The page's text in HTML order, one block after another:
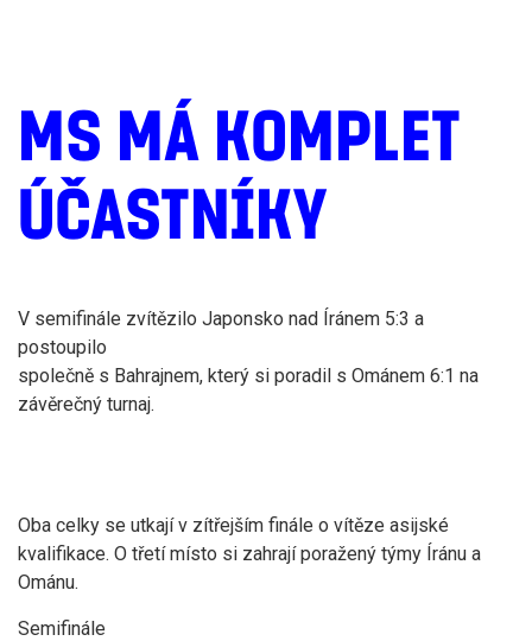
MS MÁ KOMPLET
ÚČASTNÍKY
V semifinále zvítězilo Japonsko nad Íránem 5:3 a
postoupilo
společně s Bahrajnem, který si poradil s Ománem 6:1 na
závěrečný turnaj.
Oba celky se utkají v zítřejším finále o vítěze asijské
kvalifikace. O třetí místo si zahrají poražený týmy Íránu a
Ománu.
Semifinále